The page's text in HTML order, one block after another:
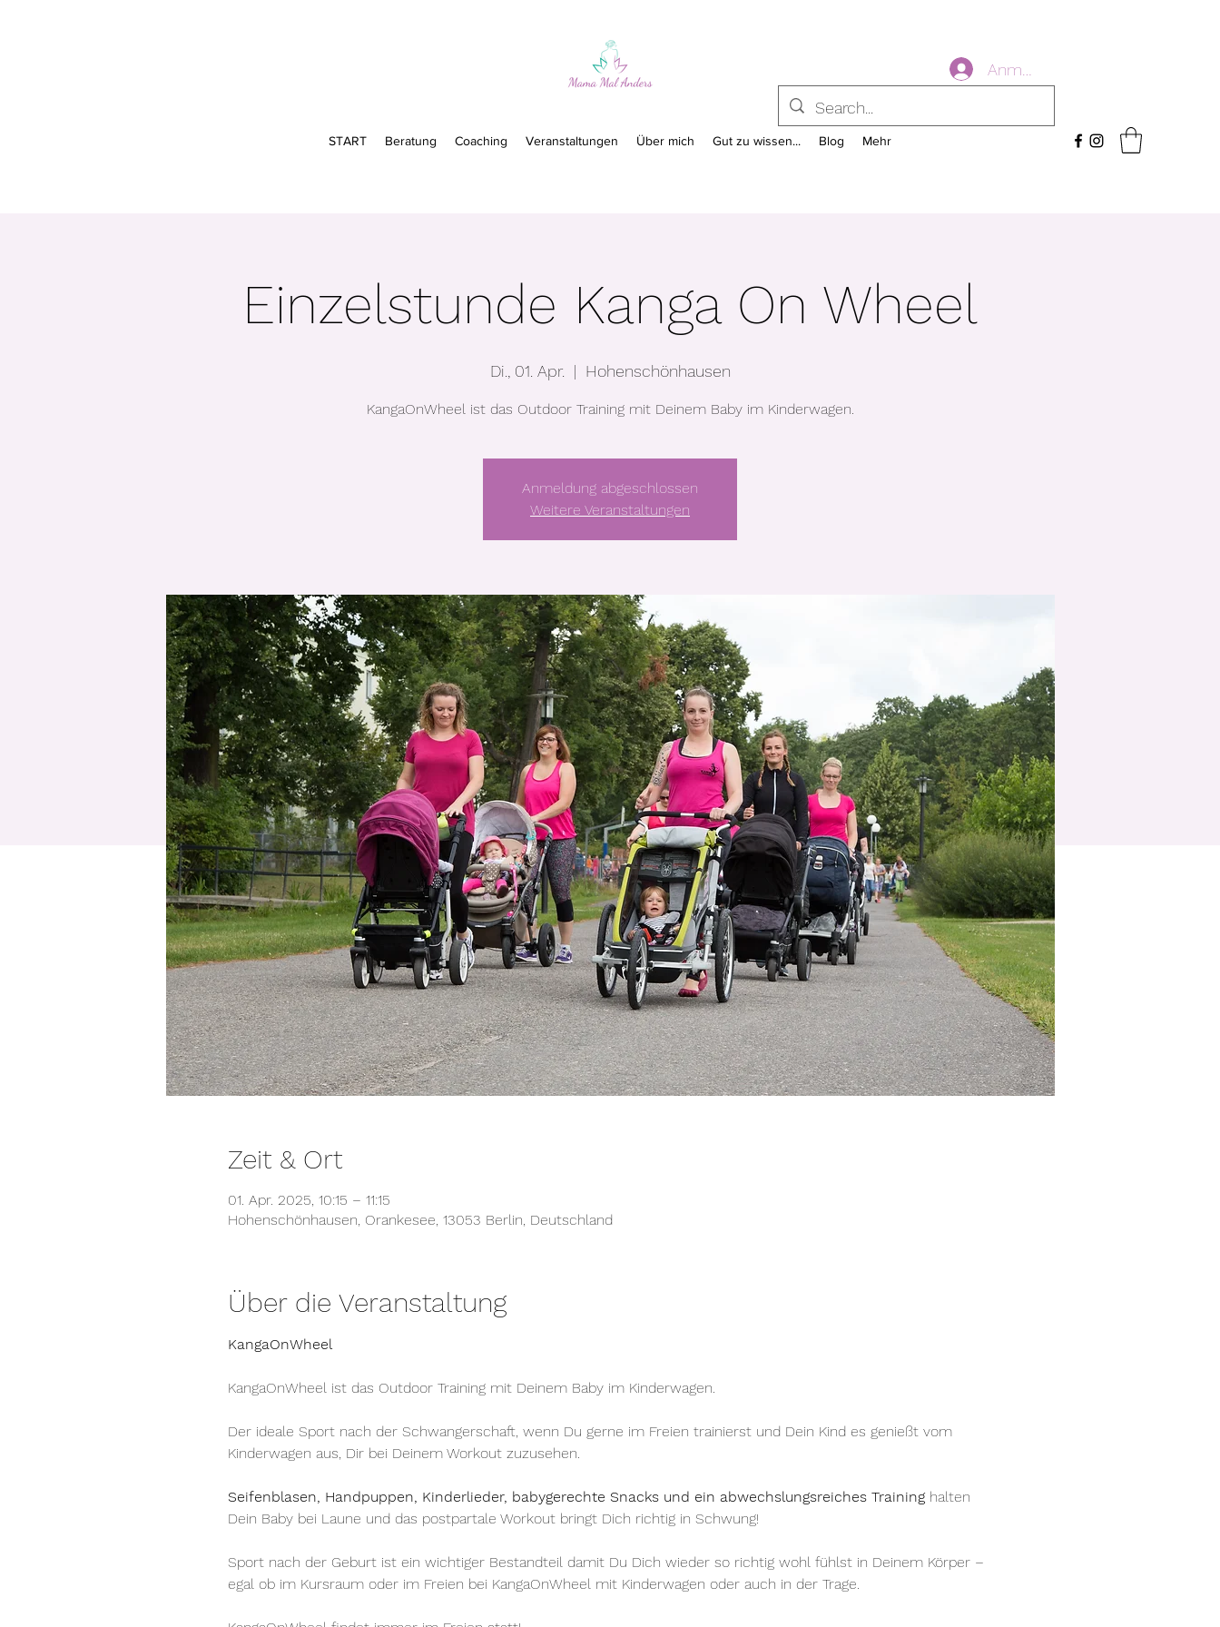
Anmelden
START Beratung Coaching Veranstaltungen Über mich Gut zu wissen... Blog Mehr
Einzelstunde Kanga On Wheel
Di., 01. Apr.
  |
Hohenschönhausen
KangaOnWheel ist das Outdoor Training mit Deinem Baby im Kinderwagen.
Anmeldung abgeschlossen
Weitere Veranstaltungen
Zeit & Ort
01. Apr. 2025, 10:15 – 11:15
Hohenschönhausen, Orankesee, 13053 Berlin, Deutschland
Über die Veranstaltung
KangaOnWheel
KangaOnWheel ist das Outdoor Training mit Deinem Baby im Kinderwagen.
Der ideale Sport nach der Schwangerschaft, wenn Du gerne im Freien trainierst und Dein Kind es genießt vom
Kinderwagen aus, Dir bei Deinem Workout zuzusehen.
Seifenblasen, Handpuppen, Kinderlieder, babygerechte Snacks und ein abwechslungsreiches Training halten
Dein Baby bei Laune und das postpartale Workout bringt Dich richtig in Schwung!
Sport nach der Geburt ist ein wichtiger Bestandteil damit Du Dich wieder so richtig wohl fühlst in Deinem Körper –
egal ob im Kursraum oder im Freien bei KangaOnWheel mit Kinderwagen oder auch in der Trage.